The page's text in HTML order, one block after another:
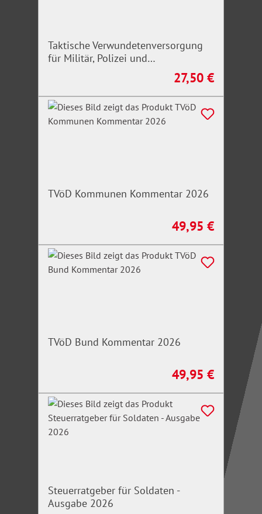
Taktische Verwundetenversorgung
für Militär, Polizei und
Regulärer Preis:
27,50 €
TVöD Kommunen Kommentar 2026
Regulärer Preis:
49,95 €
TVöD Bund Kommentar 2026
Regulärer Preis:
49,95 €
Steuerratgeber für Soldaten -
Ausgabe 2026